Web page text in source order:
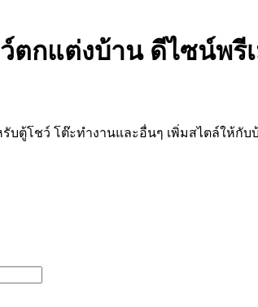
ตกแต่งบ้าน ดีไซน์พรี
บตู้โชว์ โต๊ะทำงานและอื่นๆ เพิ่มสไตล์ให้กั